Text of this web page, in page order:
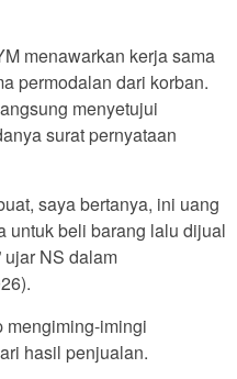
menawarkan kerja sama
permodalan dari korban.
menyetujui
surat pernyataan
saya bertanya, ini uang
untuk beli barang lalu dijual
ujar NS dalam
mengiming-imingi
hasil penjualan.